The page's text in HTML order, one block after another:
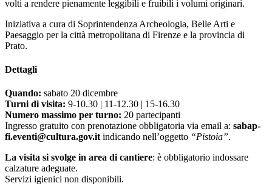
volti a rendere pienamente leggibili e fruibili i volumi originari.
Iniziativa a cura di Soprintendenza Archeologia, Belle Arti e
Paesaggio per la città metropolitana di Firenze e la provincia di
Prato.
Dettagli
Quando: sabato 20 dicembre
Turni di visita: 9-10.30 | 11-12.30 | 15-16.30
Numero massimo per turno: 20 partecipanti
Ingresso gratuito con prenotazione obbligatoria via email a: sabap-
fi.eventi@cultura.gov.it indicando nell’oggetto “Pistoia”.
La visita si svolge in area di cantiere: è obbligatorio indossare
calzature adeguate.
Servizi igienici non disponibili.